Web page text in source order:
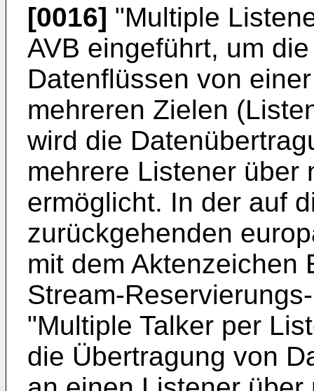
[0016] "Multiple
AVB eingeführt, um
Datenflüssen von
mehreren Zielen
wird die
mehrere Listener über
ermöglicht. In der auf
zurückgehenden
mit dem Aktenzeichen
Stream-
"Multiple Talker per
die Übertragung von